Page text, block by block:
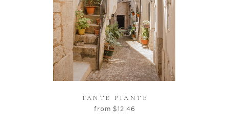
TANTE PIANTE
from $12.46